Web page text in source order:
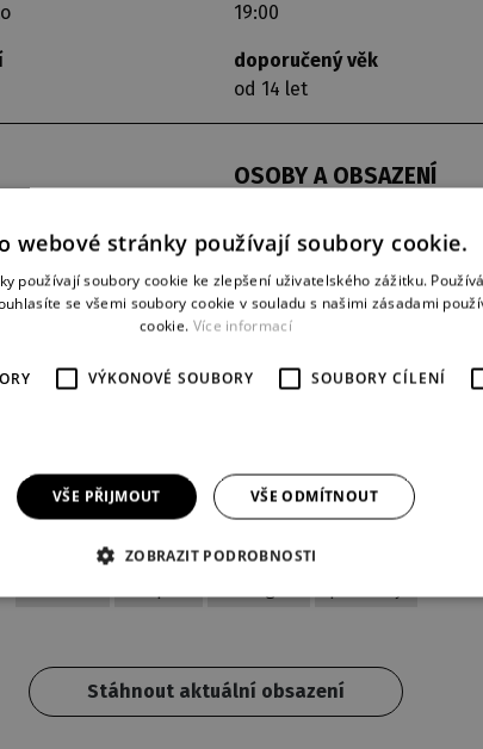
19:00
doporučený věk
od 14 let
OSOBY A OBSAZENÍ
Santini, ředitel personálního
Slečna Bertrandová, ředitelka
Ariane, účetní: Nicole Tisotová
Pignon:
Kopel, ředitel továrny:
Gay pride: Marek Mikulášek
Kubát, hosté
Stáhnout aktuální obsazení
webové stránky používají soubory cookie.
používají soubory cookie ke zlepšení uživatelského zážitku.
se všemi soubory cookie v souladu s našimi zásadami
cookie. Více informací
VÝKONOVÉ SOUBORY SOUBORY CÍLENÍ
VŠE PŘIJMOUT VŠE ODMÍTNOUT
ZOBRAZIT PODROBNOSTI